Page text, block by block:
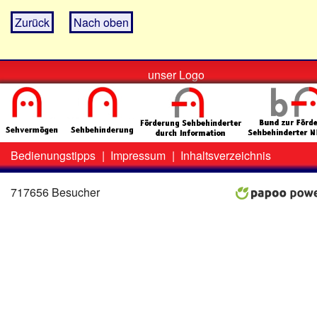
Zurück Nach oben
unser Logo
Zweit-
Menü
Bedienungstipps | Impressum | Inhaltsverzeichnis
717656 Besucher